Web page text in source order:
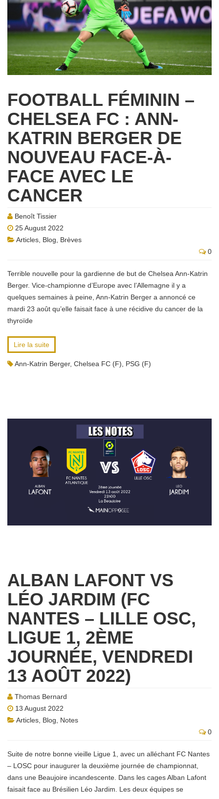
FOOTBALL FÉMININ –
CHELSEA FC : ANN-
KATRIN BERGER DE
NOUVEAU FACE-À-
FACE AVEC LE
CANCER
Benoît Tissier
25 August 2022
Articles Blog
Brèves
0
Terrible nouvelle pour la gardienne de but de Chelsea Ann-Katrin
Berger. Vice-championne d’Europe avec l’Allemagne il y a
quelques semaines à peine, Ann-Katrin Berger a annoncé ce
mardi 23 août qu’elle faisait face à une récidive du cancer de la
thyroïde
Lire la suite
Ann-Katrin Berger, Chelsea FC (F) PSG (F)
ALBAN LAFONT VS
LÉO JARDIM (FC
NANTES – LILLE OSC,
LIGUE 1, 2ÈME
JOURNÉE, VENDREDI
13 AOÛT 2022)
Thomas Bernard
13 August 2022
Articles Blog
Notes
0
Suite de notre bonne vieille Ligue 1, avec un alléchant FC Nantes
– LOSC pour inaugurer la deuxième journée de championnat,
dans une Beaujoire incandescente. Dans les cages Alban Lafont
faisait face au Brésilien Léo Jardim. Les deux équipes se